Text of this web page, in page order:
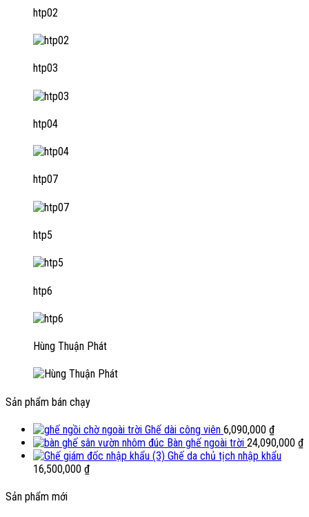
Brands
Carousel
htp02
htp03
htp04
htp07
htp5
htp6
Hùng Thuận Phát
Sản phẩm bán chạy
Ghế dài công viên 6,090,000 ₫
Bàn ghế ngoài trời 24,090,000 ₫
Ghế da chủ tịch nhập khẩu
16,500,000 ₫
Sản phẩm mới